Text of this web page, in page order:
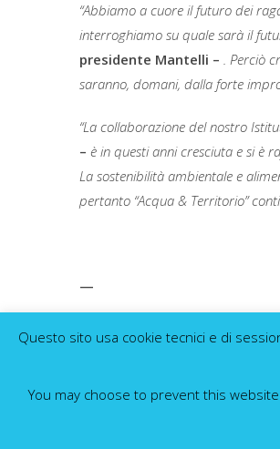
“Abbiamo a cuore il futuro dei
interroghiamo su quale sarà il
presidente Mantelli – . Perciò
saranno, domani, dalla forte
“La collaborazione del nostro
– è in questi anni cresciuta e si è
La sostenibilità ambientale e
pertanto “Acqua & Territorio”
Ufficio Comunicazione e Relazioni
Web:bonifica.pr.it
Questo sito usa cookie tecnici e di
You may choose to prevent this